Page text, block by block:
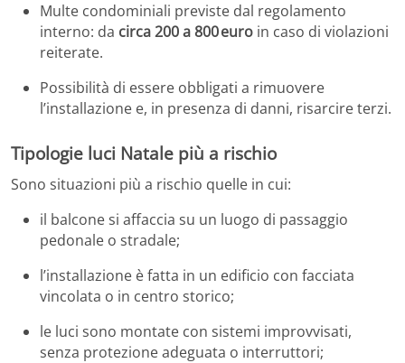
Multe condominiali previste dal regolamento
interno: da circa 200 a 800 euro in caso di violazioni
reiterate.
Possibilità di essere obbligati a rimuovere
l’installazione e, in presenza di danni, risarcire terzi.
Tipologie luci Natale più a rischio
Sono situazioni più a rischio quelle in cui:
il balcone si affaccia su un luogo di passaggio
pedonale o stradale;
l’installazione è fatta in un edificio con facciata
vincolata o in centro storico;
le luci sono montate con sistemi improvvisati,
senza protezione adeguata o interruttori;